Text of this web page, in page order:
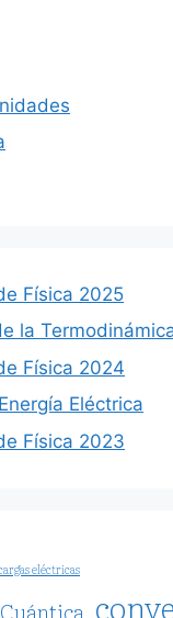
Física 2025
la
Física 2024
Eléctrica
Física 2023
eléctricas